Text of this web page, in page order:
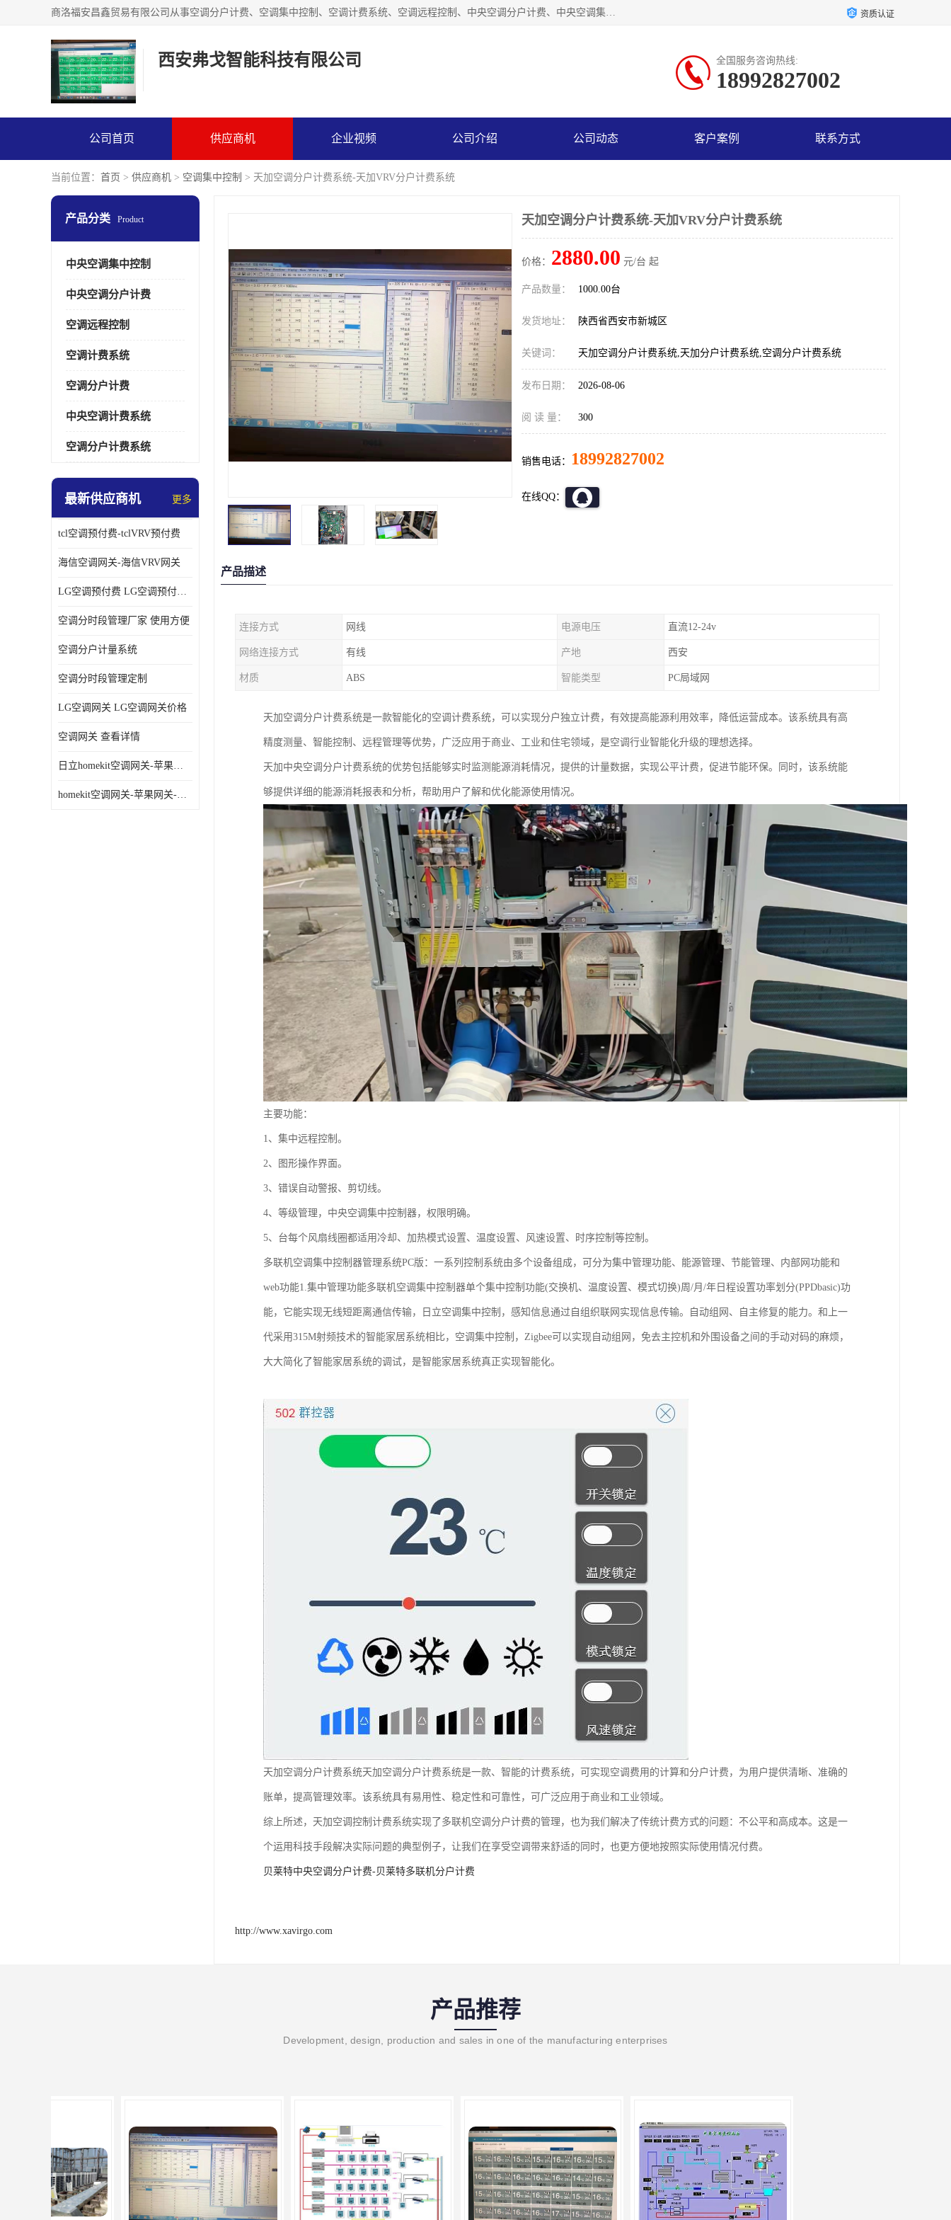
商洛福安昌鑫贸易有限公司从事空调分户计费、空调集中控制、空调计费系统、空调远程控制、中央空调分户计费、中央空调集中控制等产品的销售与安装。。语音控制，解放双手，让用户畅享安全、健康、便利、舒适、节能、愉悦的物联网智慧生活，我们竭诚为您提供住宅、别墅、公寓的智能家居化、智能办公化，智能酒店的解决方案。 资质认证
西安弗戈智能科技有限公司 全国服务咨询热线:
18992827002
公司首页 供应商机 企业视频 公司介绍 公司动态 客户案例 联系方式
当前位置： 首页 > 供应商机 > 空调集中控制 > 天加空调分户计费系统-天加VRV分户计费系统
产品分类 Product
中央空调集中控制
中央空调分户计费
空调远程控制
空调计费系统
空调分户计费
中央空调计费系统
空调分户计费系统
最新供应商机 更多
tcl空调预付费-tclVRV预付费
海信空调网关-海信VRV网关
LG空调预付费 LG空调预付费方案
空调分时段管理厂家 使用方便
空调分户计量系统
空调分时段管理定制
LG空调网关 LG空调网关价格
空调网关 查看详情
日立homekit空调网关-苹果网关-homekit空调网关
homekit空调网关-苹果网关-三星homekit空调网关
天加空调分户计费系统-天加VRV分户计费系统
价格： 2880.00 元/台 起
产品数量： 1000.00台
发货地址： 陕西省西安市新城区
关键词： 天加空调分户计费系统,天加分户计费系统,空调分户计费系统
发布日期： 2026-08-06
阅 读 量： 300
销售电话： 18992827002
在线QQ：
产品描述
连接方式 网线 电源电压 直流12-24v
网络连接方式 有线 产地 西安
材质 ABS 智能类型 PC局域网
天加空调分户计费系统是一款智能化的空调计费系统，可以实现分户独立计费，有效提高能源利用效率，降低运营成本。该系统具有高
精度测量、智能控制、远程管理等优势，广泛应用于商业、工业和住宅领域，是空调行业智能化升级的理想选择。
天加 中央空调分户计费系统的优势包括能够实时监测能源消耗情况，提供的计量数据，实现公平计费，促进节能环保。同 时，该系统能
够提供详细的能源消耗报表和分析，帮助用户了解和优化能源使用情况。
主要功能：
1、集中远程控制。
2、图形操作界面。
3、错误自动警报、剪切线。
4、等级管理，中央空调集中控制器，权限明确。
5、台每个风扇线圈都适用冷却、加热模式设置、温度设置、风速设置、时序控制等控制。
多联机空调集中控制器管理系统PC版：一系列控制系统由多个设备组成，可分为集中管理功能、能源管理、节能管理、内部网功能和
web功能1.集中管理功能多联机空调集中控制器单个集中控制功能(交换机、温度设置、模式切换)周/月/年日程设置功率划分(PPDbasic)功
能，它能实现无线短距离通信传输，日立空调集中控制，感知信息通过自组织联网实现信息传输。自动组网、自主修复的能力。和上一
代采用315M射频技术的智能家居系统相比，空调集中控制，Zigbee可以实现自动组网，免去主控机和外围设备之间的手动对码的麻烦，
大大简化了智能家居系统的调试，是智能家居系统真正实现智能化。
天加空调分户计费系统天加空调分户计费系统是一款、智能的计费系统，可实现空调费用的计算和分户计费，为用户提供清晰、准确的
账单，提高管理效率。该系统具有易用性、稳定性和可靠性，可广泛应用于商业和工业领域。
综上所述，天加空调控制计费系统实现了多联机空调分户计费的管理，也为我们解决了传统计费方式的问题：不公平和高成本。这是一
个运用科技手段解决实际问题的典型例子，让我们在享受空调带来舒适的同时，也更方便地按照实际使用情况付费。
贝莱特中央空调分户计费-贝莱特多联机分户计费
http://www.xavirgo.com
产品推荐
Development, design, production and sales in one of the manufacturing enterprises